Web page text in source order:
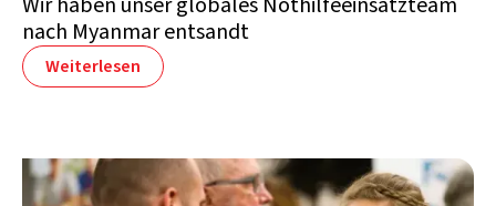
nach Myanmar entsandt
Weiterlesen